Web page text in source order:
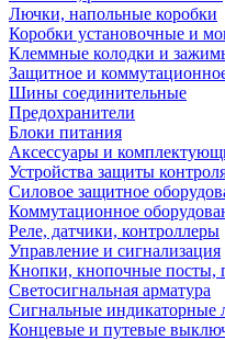
Лючки, напольные коробки
Коробки установочные и
Клеммные колодки и
Защитное и
Шины соединительные
Предохранители
Блоки питания
Аксессуары и
Устройства защиты
Силовое защитное
Коммутационное
Реле, датчики, контроллеры
Управление и сигнализация
Кнопки, кнопочные посты,
Светосигнальная арматура
Сигнальные индикаторные
Концевые и путевые